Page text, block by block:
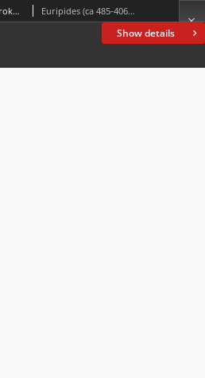
Show details
Medea : tragedya przedstawiona roku 431 przed. Chr. Euripides (ca 485-406 a.C.)